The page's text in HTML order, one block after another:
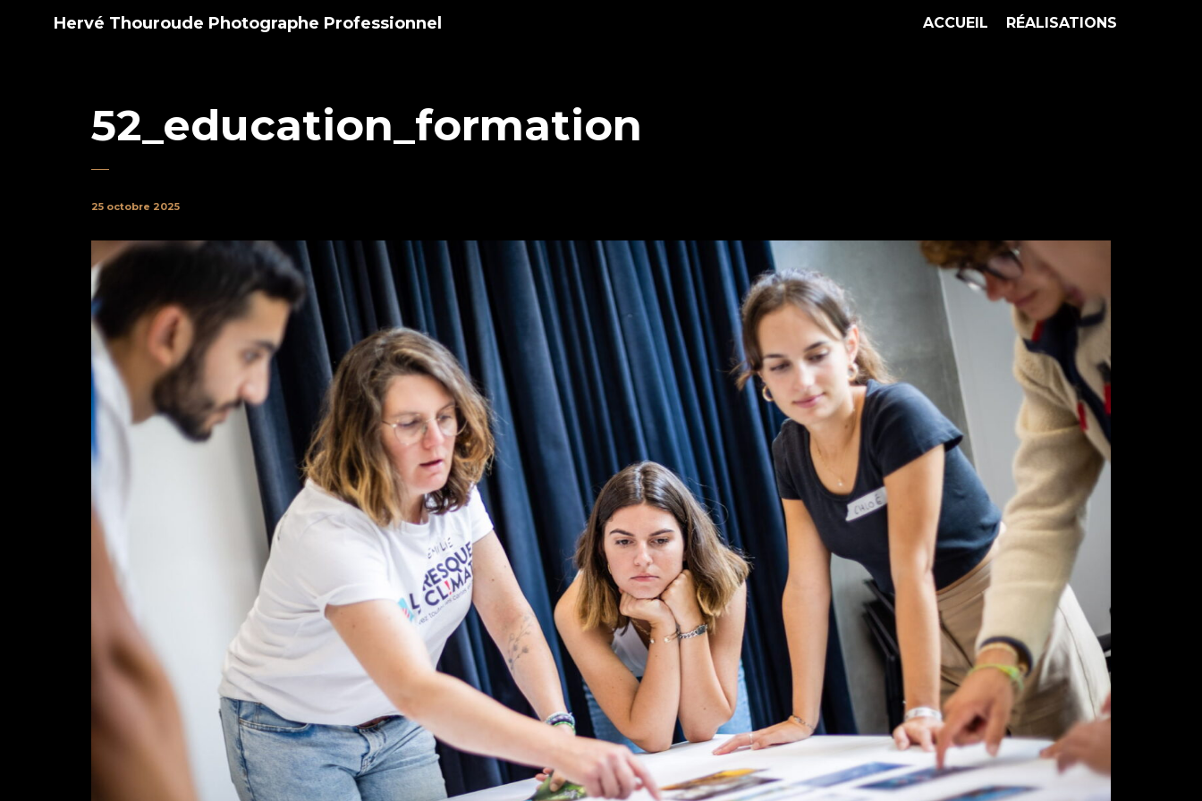
Hervé Thouroude Photographe Professionnel ACCUEIL RÉALISATIONS
52_education_formation
25 octobre 2025